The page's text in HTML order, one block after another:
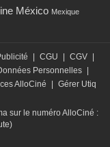
México Mexique
CGU CGV
Personnelles
AlloCiné
Gérer Utiq
sur le numéro AlloCiné :